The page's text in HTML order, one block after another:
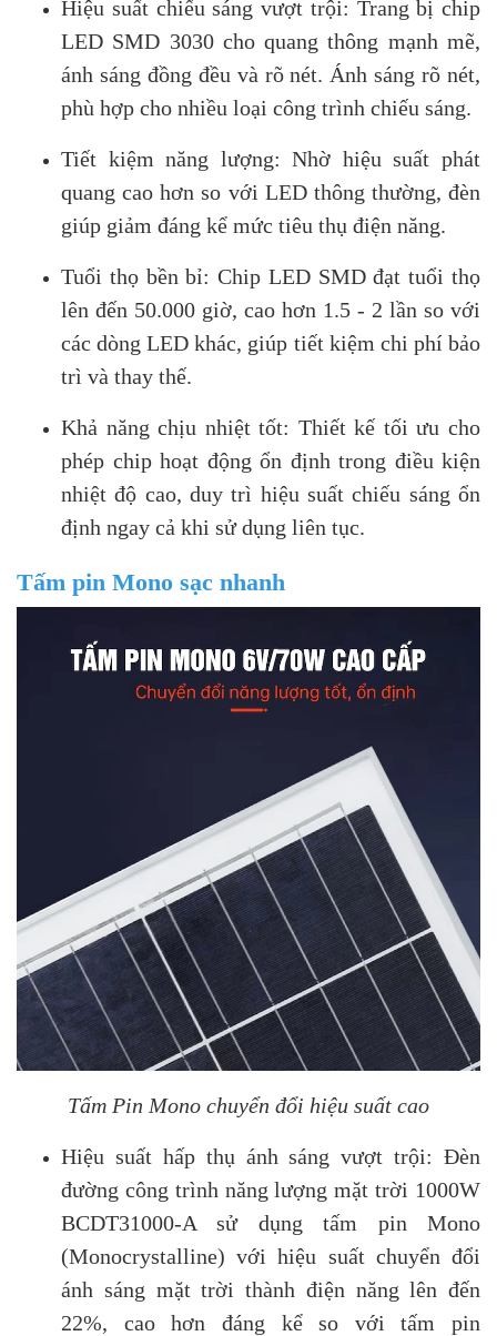
Hiệu suất chiếu sáng vượt trội: Trang bị chip
LED SMD 3030 cho quang thông mạnh mẽ,
ánh sáng đồng đều và rõ nét. Ánh sáng rõ nét,
phù hợp cho nhiều loại công trình chiếu sáng.
Tiết kiệm năng lượng: Nhờ hiệu suất phát
quang cao hơn so với LED thông thường, đèn
giúp giảm đáng kể mức tiêu thụ điện năng.
Tuổi thọ bền bỉ: Chip LED SMD đạt tuổi thọ
lên đến 50.000 giờ, cao hơn 1.5 - 2 lần so với
các dòng LED khác, giúp tiết kiệm chi phí bảo
trì và thay thế.
Khả năng chịu nhiệt tốt: Thiết kế tối ưu cho
phép chip hoạt động ổn định trong điều kiện
nhiệt độ cao, duy trì hiệu suất chiếu sáng ổn
định ngay cả khi sử dụng liên tục.
Tấm pin Mono sạc nhanh
Tấm Pin Mono chuyển đổi hiệu suất cao
Hiệu suất hấp thụ ánh sáng vượt trội: Đèn
đường công trình năng lượng mặt trời 1000W
BCDT31000-A sử dụng tấm pin Mono
(Monocrystalline) với hiệu suất chuyển đổi
ánh sáng mặt trời thành điện năng lên đến
22%, cao hơn đáng kể so với tấm pin